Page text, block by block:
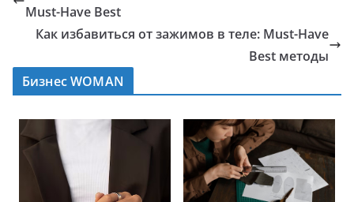
Must-Have Best
Как избавиться от зажимов в теле: Must-Have
Best методы
Бизнес WOMAN